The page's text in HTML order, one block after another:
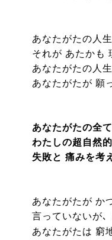
あなたがたの人
それが あたかも
あなたがたの人
あなたがたが 願
あなたがたの全
わたしの超自然
失敗と 痛みを考
あなたがたが か
言っていないが
あなたがたは 窮